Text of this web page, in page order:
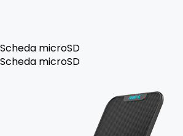
Scheda microSD
Scheda microSD